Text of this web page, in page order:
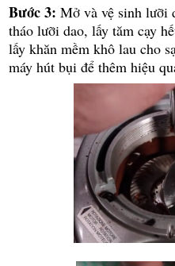
Bước 3: Mở và vệ sinh lưỡi
tháo lưỡi dao, lấy tăm cạy
lấy khăn mềm khô lau cho
máy hút bụi để thêm hiệu